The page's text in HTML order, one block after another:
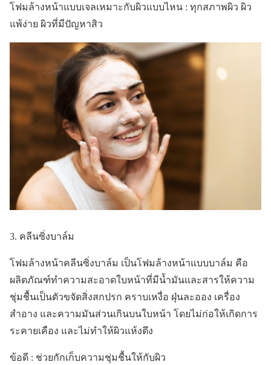
โฟมล้างหน้าแบบเจลเหมาะกับผิวแบบไหน : ทุกสภาพผิว ผิว
แพ้ง่าย ผิวที่มีปัญหาสิว
3. คลีนซิ่งบาล์ม
โฟมล้างหน้าคลีนซิ่งบาล์ม เป็นโฟมล้างหน้าแบบบาล์ม คือ
ผลิตภัณฑ์ทำความสะอาดใบหน้าที่มีน้ำมันและสารให้ความ
ชุ่มชื้นเป็นตัวขจัดสิ่งสกปรก คราบเหงื่อ ฝุ่นละออง เครื่อง
สำอาง และความมันส่วนเกินบนใบหน้า โดยไม่ก่อให้เกิดการ
ระคายเคือง และไม่ทำให้ผิวแห้งตึง
ข้อดี : ช่วยกักเก็บความชุ่มชื้นให้กับผิว